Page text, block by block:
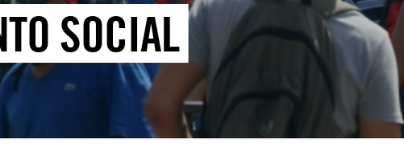
SOCIAL